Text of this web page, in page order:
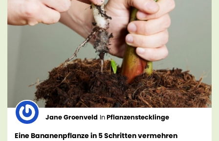
Jane Groenveld InPflanzenstecklinge
Eine Bananenpflanze in 5 Schritten vermehren